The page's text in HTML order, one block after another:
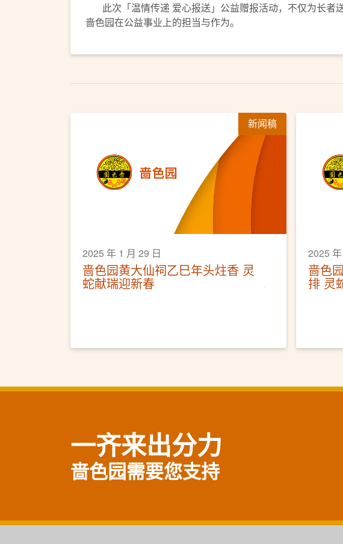
此次「温情传递 爱心报送」公益赠报活动，不仅为长者
啬色园在公益事业上的担当与作为。
新闻稿
2025 年 1 月 29 日
啬色园黄大仙祠乙巳年头炷香 灵
蛇献瑞迎新春
2025
啬色
排 灵
一齐来出分力
啬色园需要您支持